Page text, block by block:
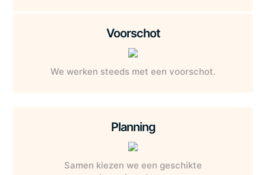
Voorschot
We werken steeds met een voorschot.
Planning
Samen kiezen we een geschikte